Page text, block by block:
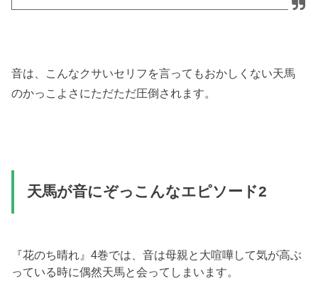
音は、こんなクサいセリフを言ってもおかしくない天馬
のかっこよさにただただ圧倒されます。
天馬が音にぞっこんなエピソード2
『花のち晴れ』4巻では、音は母親と大喧嘩して気が高ぶ
っている時に偶然天馬と会ってしまいます。